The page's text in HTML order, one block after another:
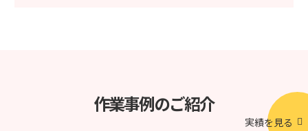
作業事例のご紹介
実績を見る